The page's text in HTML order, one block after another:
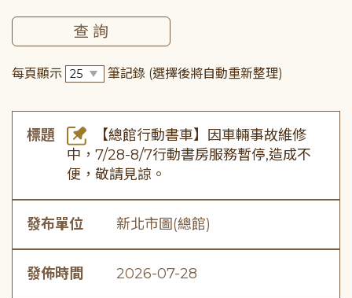
每頁顯示 筆記錄 (選擇後將自動重新整理)
標題
【總館行動書車】因車輛事故維修
中，7/28-8/7行動書房服務暫停,造成不
便，敬請見諒。
發布單位 新北市圖(總館)
發佈時間 2026-07-28